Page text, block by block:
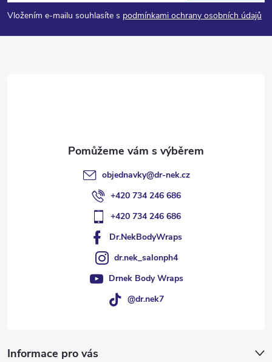
pVložením e-mailu souhlasíte s podmínkami ochrany osobních údajů
objednavky@dr-nek.cz
+420 734 246 686
+420 734 246 686
Dr.NekBodyWraps
dr.nek_salonph4
Drnek Body Wraps
@dr.nek7
Informace pro vás